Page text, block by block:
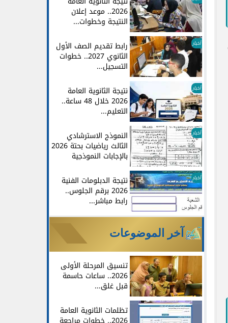
2026.. موعد إعلان
النتيجة وخطوات...
أخبار رابط تقديم الصف الأول
الثانوي 2027.. خطوات
التسجيل...
أخبار نتيجة الثانوية العامة
2026 خلال 48 ساعة..
التعليم...
أخبار النموذج الاسترشادي
الثالث رياضيات بحتة 2026
بالإجابات النموذجية
أخبار نتيجة الدبلومات الفنية
2026 برقم الجلوس..
رابط مباشر...
آخر الموضوعات
تنسيق المرحلة الأولى
2026.. ساعات حاسمة
قبل غلق...
تظلمات الثانوية العامة